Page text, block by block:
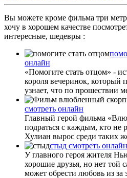
Вы можете кроме фильма три
хочу в хорошем качестве
интересные, шедевры :
онлайн
«Помогите стать отцом» -
короля вечеринок, который
узнает, что по прошествии
смотреть онлайн
Главный герой фильма
подраться с каждым, кто не
Хулиан вырос среди таких
стыд смотреть онлайн
У главного героя жителя
хорошие друзья, но нет той
может обрести любовь из за